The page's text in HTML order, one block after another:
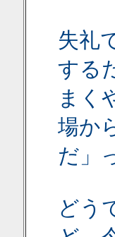
失礼
する
まく
場か
だ」
どう